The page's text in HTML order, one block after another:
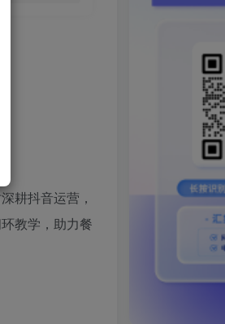
耕抖音运营，
教学，助力餐